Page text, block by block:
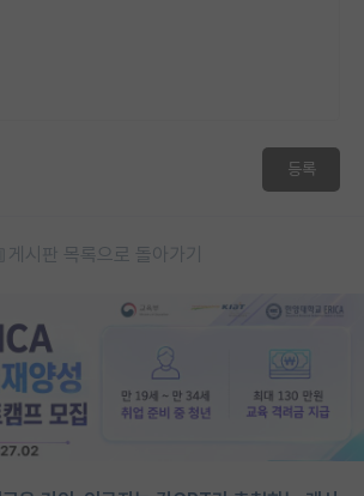
등록
게시판 목록으로 돌아가기